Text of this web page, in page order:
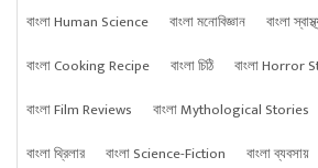
বাংলা Human Science
বাংলা মনোবিজ্ঞান বাংলা
বাংলা Cooking Recipe
বাংলা চিঠি
বাংলা Horror
বাংলা Film Reviews
বাংলা Mythological Stories
বাংলা থ্রিলার
বাংলা Science-Fiction বাংলা ব্যবসায়